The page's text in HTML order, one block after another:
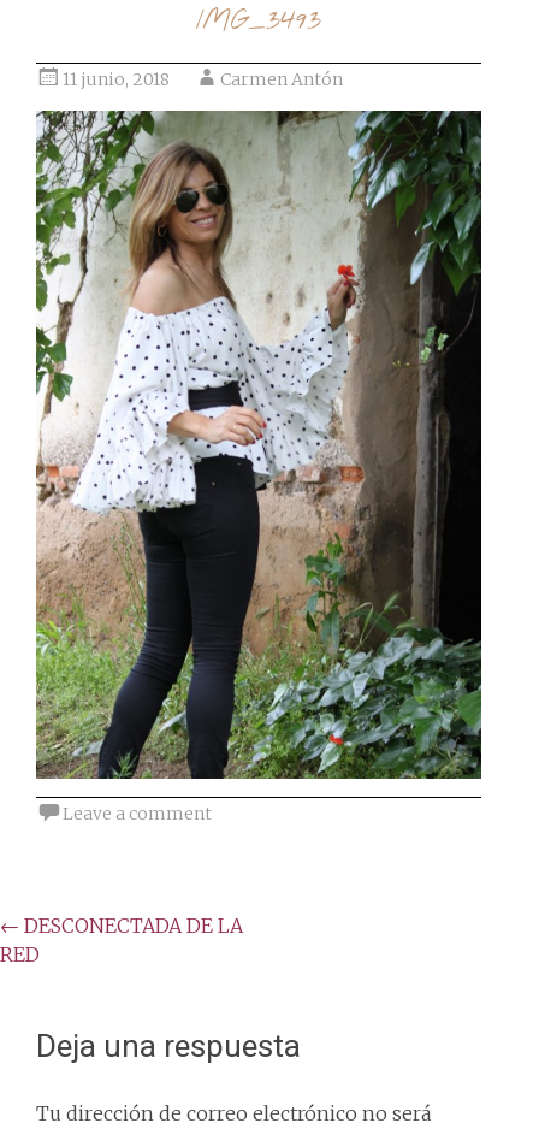
IMG_3493
11 junio, 2018 Carmen Antón
Leave a comment
Post
navigation
← DESCONECTADA DE LA
RED
Deja una respuesta
Tu dirección de correo electrónico no será